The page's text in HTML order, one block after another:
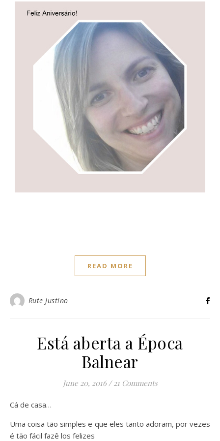
READ MORE
Rute Justino
Está aberta a Época
Balnear
June 20, 2016 / 21 Comments
Cá de casa…
Uma coisa tão simples e que eles tanto adoram, por vezes
é tão fácil fazê los felizes